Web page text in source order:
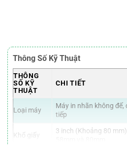
Thông Số Kỹ Thuật
THÔNG
SỐ KỸ
THUẬT
CHI TIẾT
Loại máy
Máy in nhãn không
tiếp
Khổ giấy
3 inch (Khoảng 80